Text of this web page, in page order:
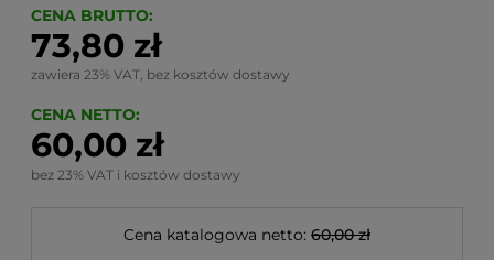
CENA BRUTTO:
73,80 zł
zawiera 23% VAT, bez kosztów dostawy
CENA NETTO:
60,00 zł
bez 23% VAT i kosztów dostawy
Cena katalogowa netto: 60,00 zł